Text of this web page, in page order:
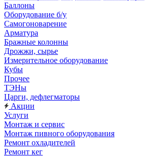
Баллоны
Оборудование б/у
Самогоноварение
Арматура
Бражные колонны
Дрожжи, сырье
Измерительное оборудование
Кубы
Прочее
ТЭНы
Царги, дефлегматоры
Акции
Услуги
Монтаж и сервис
Монтаж пивного оборудования
Ремонт охладителей
Ремонт кег